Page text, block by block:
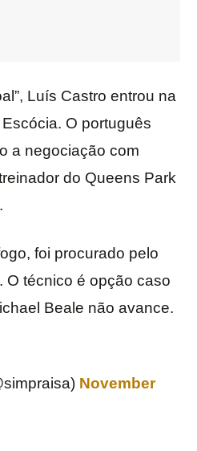
Luís Castro entrou na
Escócia. O português
a negociação com
do Queens Park
foi procurado pelo
O técnico é opção caso
Beale não avance.
November